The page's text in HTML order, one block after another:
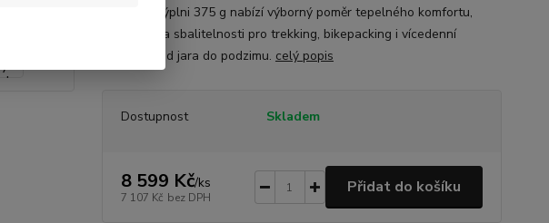
a péřové výplni 375 g nabízí výborný poměr tepelného komfortu,
hmotnosti a sbalitelnosti pro trekking, bikepacking i vícedenní
přechody od jara do podzimu. celý popis
Dostupnost Skladem
8 599 Kč/ks
7 107 Kč bez DPH
Přidat do košíku